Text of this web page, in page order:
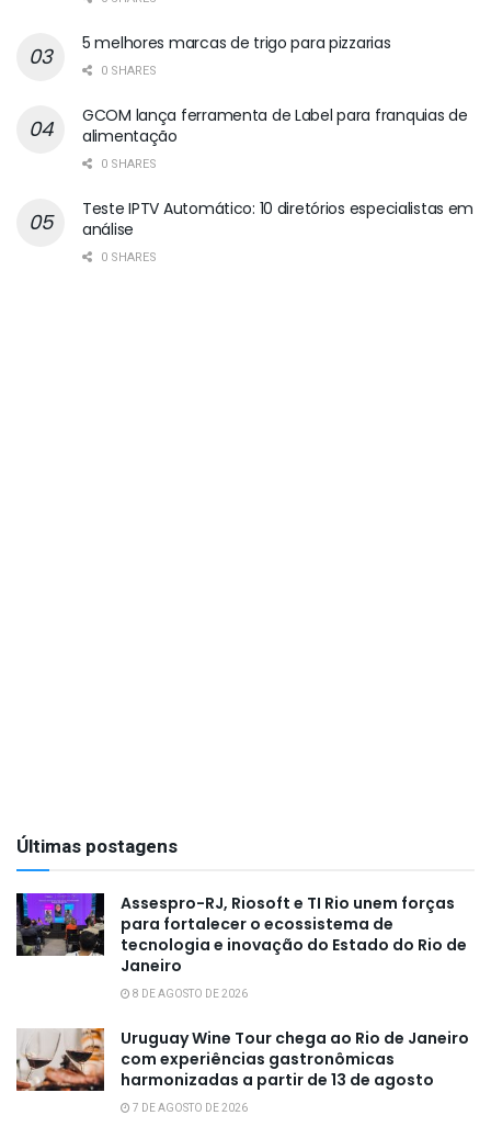
5 melhores marcas de trigo para pizzarias
0 SHARES
GCOM lança ferramenta de Label para franquias de
alimentação
0 SHARES
Teste IPTV Automático: 10 diretórios especialistas em
análise
0 SHARES
Últimas postagens
Assespro-RJ, Riosoft e TI Rio unem forças
para fortalecer o ecossistema de
tecnologia e inovação do Estado do Rio de
Janeiro
8 DE AGOSTO DE 2026
Uruguay Wine Tour chega ao Rio de Janeiro
com experiências gastronômicas
harmonizadas a partir de 13 de agosto
7 DE AGOSTO DE 2026